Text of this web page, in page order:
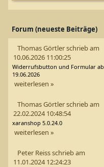
Forum (neueste Beiträge)
Thomas Görtler schrieb am
10.06.2026 11:00:25
Widerrufsbutton und Formular ab
19.06.2026
weiterlesen »
Thomas Görtler schrieb am
22.02.2024 10:48:54
xaranshop 5.0.24.0
weiterlesen »
Peter Reiss schrieb am
11.01.2024 12:24:23